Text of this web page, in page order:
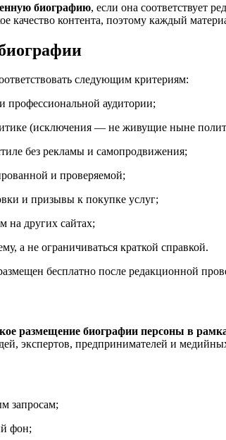
биографию, если она соответствует
качество контента, поэтому каждый
следующим критериям:
аудитории;
(исключения — не живущие ныне
без рекламы и самопродвижения;
и проверяемой;
и призывы к покупке услуг;
на других сайтах;
а не ограничиваться краткой справкой.
бесплатно после редакционной
размещение биографии персоны в
экспертов, предпринимателей и
запросам;
фон;